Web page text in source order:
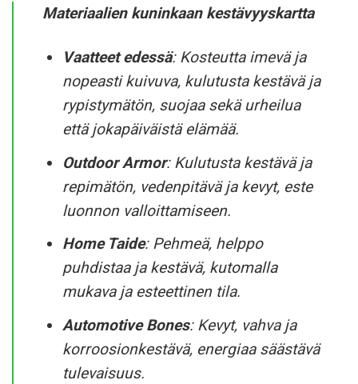
Materiaalien kuninkaan kestävyyskartta
Vaatteet edessä: Kosteutta imevä ja
nopeasti kuivuva, kulutusta kestävä ja
rypistymätön, suojaa sekä urheilua
että jokapäiväistä elämää.
Outdoor Armor: Kulutusta kestävä ja
repimätön, vedenpitävä ja kevyt, este
luonnon valloittamiseen.
Home Taide: Pehmeä, helppo
puhdistaa ja kestävä, kutomalla
mukava ja esteettinen tila.
Automotive Bones: Kevyt, vahva ja
korroosionkestävä, energiaa säästävä
tulevaisuus.